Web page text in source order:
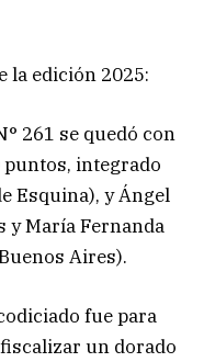
la edición 2025:
261 se quedó con
integrado
Esquina), y Ángel
y María Fernanda
Aires).
fue para
un dorado